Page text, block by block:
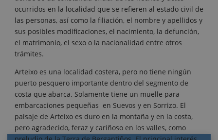
ocurridos en la localidad que se refieren al estado civil de
las personas, así como la filiación, el nombre y apellidos y
sus posibles modificaciones, el nacimiento, la defunción,
el matrimonio, el sexo o la nacionalidad entre otros
trámites.
Arteixo es una localidad costera, pero no tiene ningún
puerto pesquero importante dentro del segmento de
costa que abarca. Solamente tiene un muelle para
embarcaciones pequeñas en Suevos y en Sorrizo. El
paisaje de Arteixo es duro en la montaña y en la costa,
pero agradecido, feraz y cariñoso en los valles, como